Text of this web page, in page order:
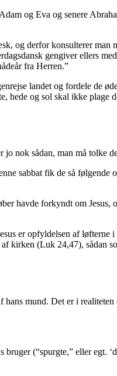
og Eva og senere
og derfor konsulterer man
gengiver ellers
fra Herren.”
landet og fordele de
hede og sol skal ikke plage
jo nok sådan, man må tolke
sabbat fik de så følgende
havde forkyndt om Jesus,
er opfyldelsen af løfterne
kirken (Luk 24,47), sådan
mund. Det er i
bruger (“spurgte,” eller egt.